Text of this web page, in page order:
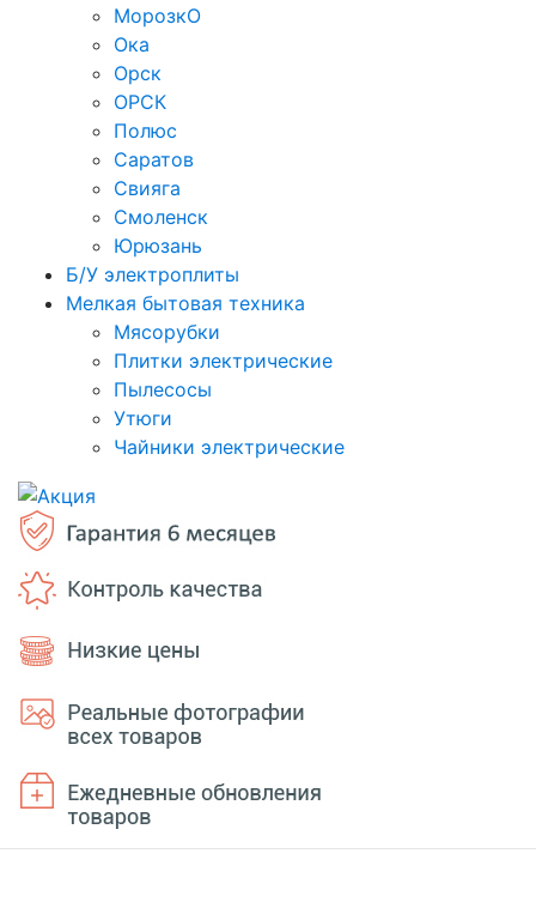
МорозкО
Ока
Орск
ОРСК
Полюс
Саратов
Свияга
Смоленск
Юрюзань
Б/У электроплиты
Мелкая бытовая техника
Мясорубки
Плитки электрические
Пылесосы
Утюги
Чайники электрические